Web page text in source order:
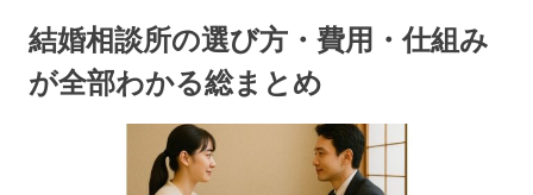
結婚相談所の選び方・費用・仕組み
が全部わかる総まとめ